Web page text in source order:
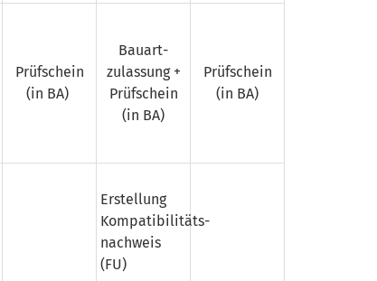
Prüfschein
(in BA)
Bauart­
zulassung +
Prüfschein
(in BA)
Prüfschein
(in BA)
Erstellung
Kompatibilitäts­
nachweis
(FU)